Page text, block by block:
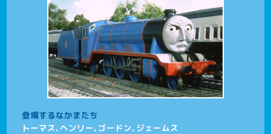
登場するなかまたち
トーマス、ヘンリー、ゴードン、ジェームス